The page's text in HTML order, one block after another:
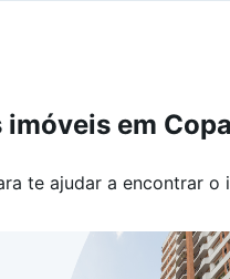
em
te ajudar a encontrar o